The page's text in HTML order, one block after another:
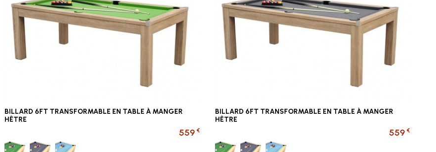
BILLARD 6FT TRANSFORMABLE EN TABLE À MANGER
HÊTRE
559 €
Vert Gris Bleu ciel
BILLARD 6FT TRANSFORMABLE EN TABLE À MANGER
HÊTRE
559 €
Vert Gris Bleu ciel